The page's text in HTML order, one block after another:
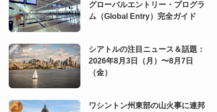
グローバルエントリー・プログラ
ム（Global Entry）完全ガイド
シアトルの注目ニュース＆話題：
2026年8月3日（月）〜8月7日
（金）
ワシントン州東部の山火事に連邦